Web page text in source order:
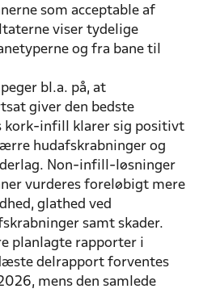
som acceptable af
viser tydelige
og fra bane til
bl.a. på, at
giver den bedste
kork-infill klarer sig positivt
hudafskrabninger og
Non-infill-løsninger
vurderes foreløbigt mere
glathed ved
samt skader.
planlagte rapporter i
delrapport forventes
mens den samlede